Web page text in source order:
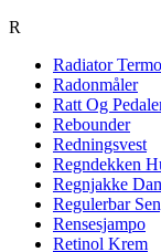
R
Radiator
Radonmåler
Ratt Og
Rebounder
Redningsvest
Regndekken
Regnjakke
Regulerbar
Rensesjampo
Retinol Krem